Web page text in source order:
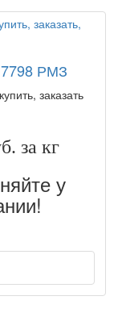
7798 РМЗ
заказать
за кг
у